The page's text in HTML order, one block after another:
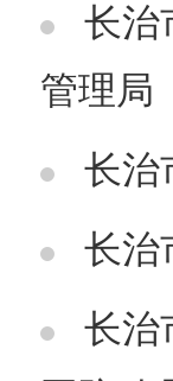
长治
管理局
长治
长治
长治